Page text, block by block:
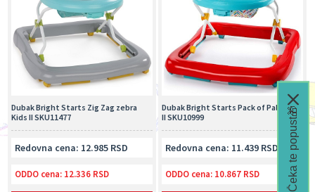
Dubak Bright Starts Pack of Pals Kids
II SKU10999
Redovna cena: 11.439 RSD
ODDO cena: 10.867 RSD
Dubak Bright Starts Zig Zag zebra
Kids II SKU11477
Redovna cena: 12.985 RSD
ODDO cena: 12.336 RSD Čeka te popust🎁